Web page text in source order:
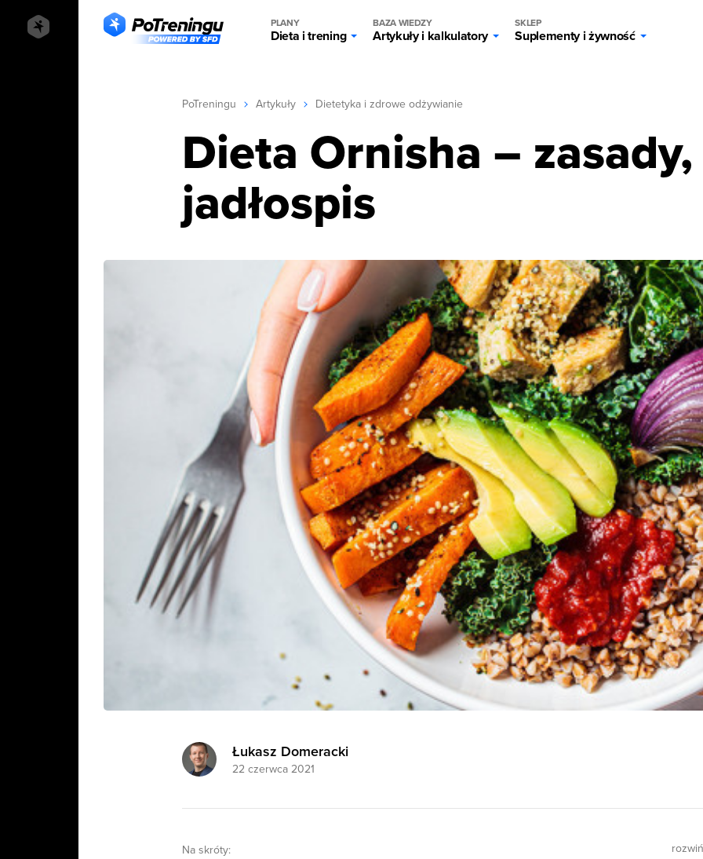
PLANY
Dieta i trening
BAZA WIEDZY
Artykuły i kalkulatory
SKLEP
Suplementy i żywność
PoTreningu Artykuły Dietetyka i zdrowe odżywianie
Dieta Ornisha –
jadłospis
Łukasz Domeracki
22 czerwca 2021
Na skróty: rozwiń